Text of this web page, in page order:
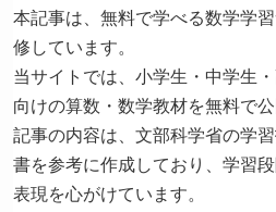
本記事は、無料で学べる数学学
修しています。
当サイトでは、小学生・中学生
向けの算数・数学教材を無料で公
記事の内容は、文部科学省の学
書を参考に作成しており、学習
表現を心がけています。